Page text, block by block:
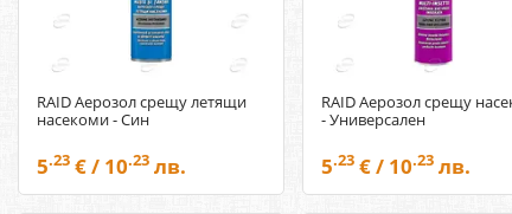
RAID Аерозол срещу летящи
насекоми - Син
5.23€ / 10.23лв.
RAID Аерозол срещу
- Универсален
5.23€ / 10.23лв.